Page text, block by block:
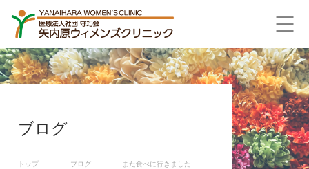
ブログ
トップ ブログ また食べに行きました